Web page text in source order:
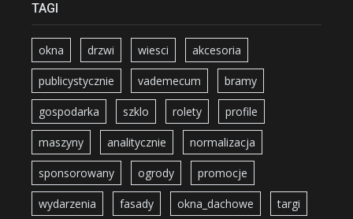
TAGI
okna drzwi wiesci akcesoria
publicystycznie vademecum bramy
gospodarka szklo rolety profile
maszyny analitycznie normalizacja
sponsorowany ogrody promocje
wydarzenia fasady okna_dachowe targi